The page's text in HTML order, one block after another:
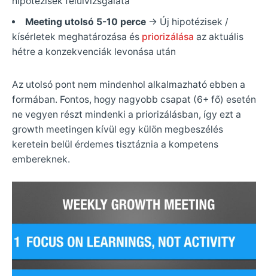
Meeting utolsó 5-10 perce-> Új hipotézisek /
kísérletek meghatározása és priorizálása az aktuális
hétre a konzekvenciák levonása után
Az utolsó pont nem mindenhol alkalmazható ebben a
formában. Fontos, hogy nagyobb csapat (6+ fő) esetén
ne vegyen részt mindenki a priorizálásban, így ezt a
growth meetingen kívül egy külön megbeszélés
keretein belül érdemes tisztáznia a kompetens
embereknek.